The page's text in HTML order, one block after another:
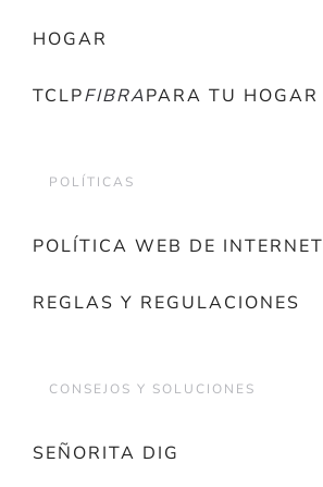
HOGAR
TCLPFIBRAPARA TU HOGAR
POLÍTICAS
POLÍTICA WEB DE INTERNET
REGLAS Y REGULACIONES
CONSEJOS Y SOLUCIONES
SEÑORITA DIG